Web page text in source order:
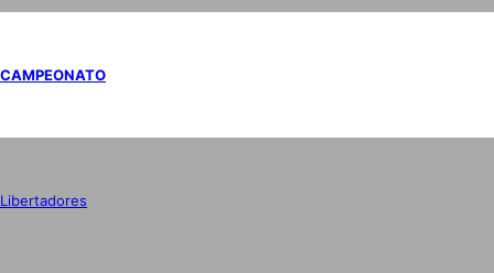
CAMPEONATO
Libertadores